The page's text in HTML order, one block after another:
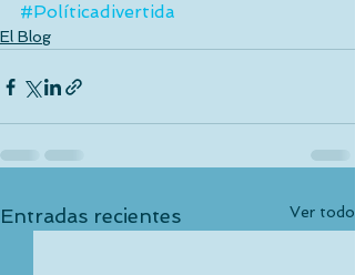
#Políticadivertida
El Blog
Entradas recientes Ver todo